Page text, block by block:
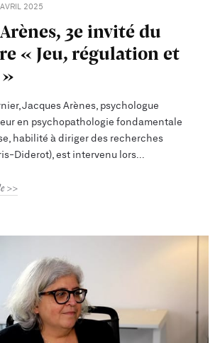
2025
3e invité du
« Jeu, régulation et
Jacques Arènes, psychologue
en psychopathologie fondamentale
habilité à diriger des recherches
Diderot), est intervenu lors